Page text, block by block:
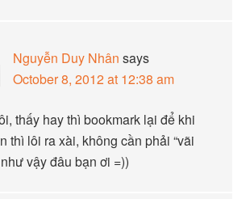
Nguyễn Duy Nhân says
October 8, 2012 at 12:38 am
thấy hay thì bookmark lại để khi
thì lôi ra xài, không cần phải “vãi
vậy đâu bạn ơi =))